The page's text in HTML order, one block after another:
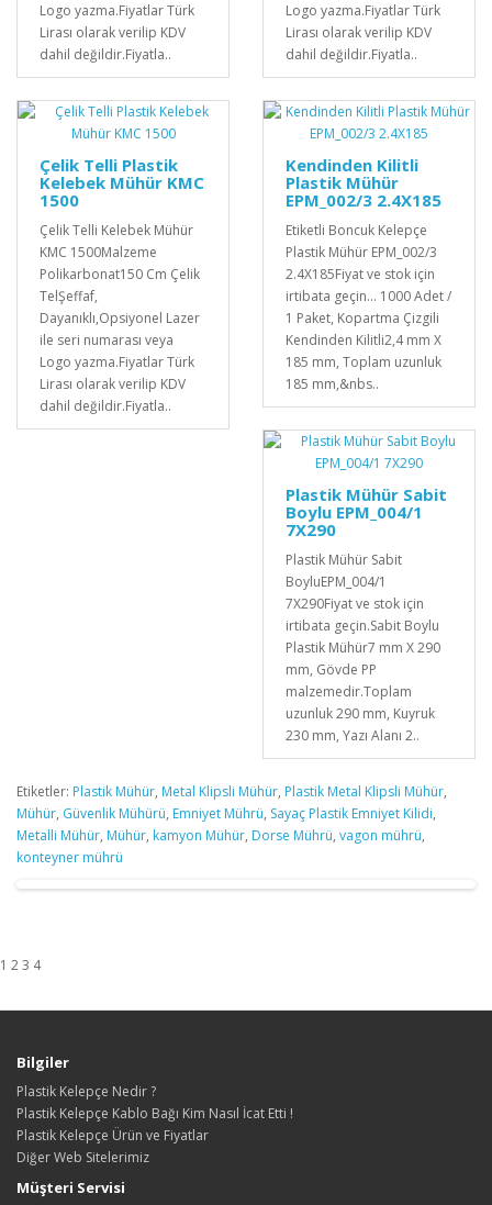
Logo yazma.Fiyatlar Türk
Lirası olarak verilip KDV
dahil değildir.Fiyatla..
Logo yazma.Fiyatlar Türk
Lirası olarak verilip KDV
dahil değildir.Fiyatla..
Çelik Telli Plastik
Kelebek Mühür KMC
1500
Çelik Telli Kelebek Mühür
KMC 1500Malzeme
Polikarbonat150 Cm Çelik
TelŞeffaf,
Dayanıklı,Opsiyonel Lazer
ile seri numarası veya
Logo yazma.Fiyatlar Türk
Lirası olarak verilip KDV
dahil değildir.Fiyatla..
Kendinden Kilitli
Plastik Mühür
EPM_002/3 2.4X185
Etiketli Boncuk Kelepçe
Plastik Mühür EPM_002/3
2.4X185Fiyat ve stok için
irtibata geçin... 1000 Adet /
1 Paket, Kopartma Çizgili
Kendinden Kilitli2,4 mm X
185 mm, Toplam uzunluk
185 mm,&nbs..
Plastik Mühür Sabit
Boylu EPM_004/1
7X290
Plastik Mühür Sabit
BoyluEPM_004/1
7X290Fiyat ve stok için
irtibata geçin.Sabit Boylu
Plastik Mühür7 mm X 290
mm, Gövde PP
malzemedir.Toplam
uzunluk 290 mm, Kuyruk
230 mm, Yazı Alanı 2..
Etiketler: Plastik Mühür, Metal Klipsli Mühür, Plastik Metal Klipsli Mühür,
Mühür, Güvenlik Mühürü, Emniyet Mührü, Sayaç Plastik Emniyet Kilidi,
Metalli Mühür, Mühür, kamyon Mühür, Dorse Mührü, vagon mührü,
konteyner mührü
1 2 3 4
Bilgiler
Plastik Kelepçe Nedir ?
Plastik Kelepçe Kablo Bağı Kim Nasıl İcat Etti !
Plastik Kelepçe Ürün ve Fiyatlar
Diğer Web Sitelerimiz
Müşteri Servisi